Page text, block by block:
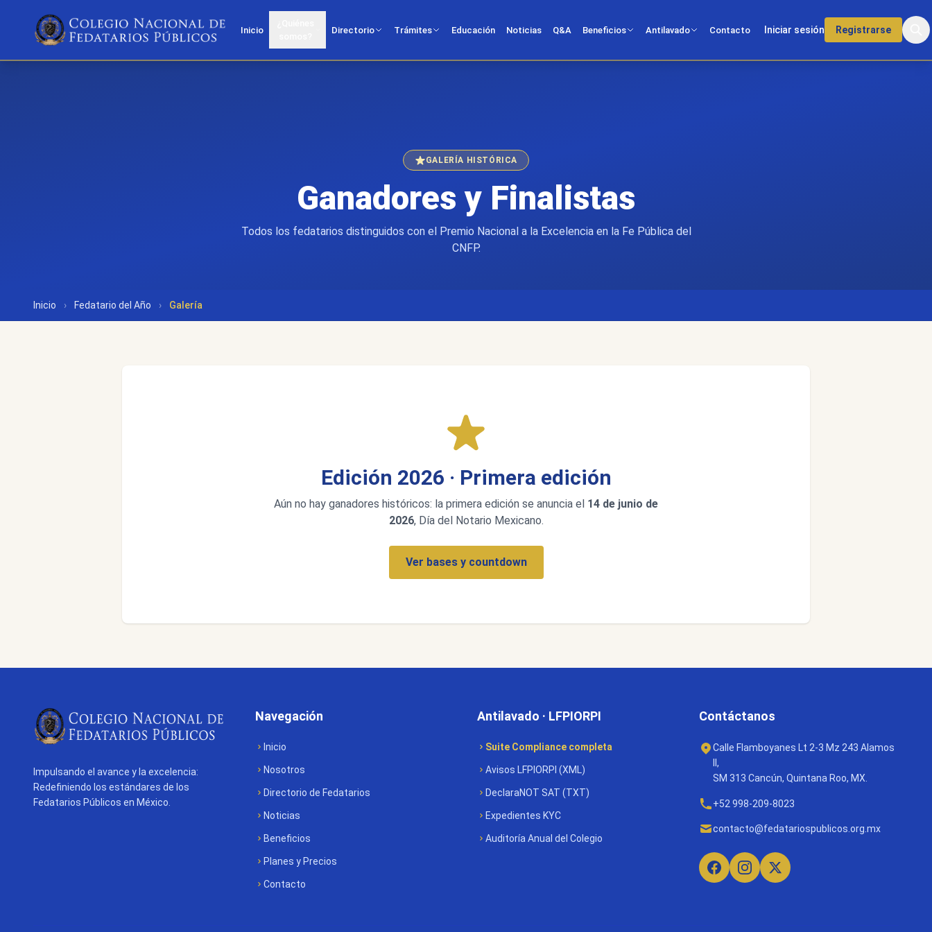
Inicio Directorio Trámites Educación Noticias Q&A Beneficios Antilavado Contacto Iniciar sesión Registrarse
GALERÍA HISTÓRICA
Ganadores y Finalistas
Todos los fedatarios distinguidos con el Premio Nacional a la Excelencia en la Fe Pública del
CNFP.
Inicio › Fedatario del Año › Galería
Edición 2026 · Primera edición
Aún no hay ganadores históricos: la primera edición se anuncia el 14 de junio de
2026, Día del Notario Mexicano.
Ver bases y countdown
Impulsando el avance y la excelencia:
Redefiniendo los estándares de los
Fedatarios Públicos en México.
Navegación
Inicio
Nosotros
Directorio de Fedatarios
Noticias
Beneficios
Planes y Precios
Contacto
Antilavado · LFPIORPI
Suite Compliance completa
Avisos LFPIORPI (XML)
DeclaraNOT SAT (TXT)
Expedientes KYC
Auditoría Anual del Colegio
Contáctanos
Calle Flamboyanes Lt 2-3 Mz 243 Alamos
II,
SM 313 Cancún, Quintana Roo, MX.
+52 998-209-8023
contacto@fedatariospublicos.org.mx